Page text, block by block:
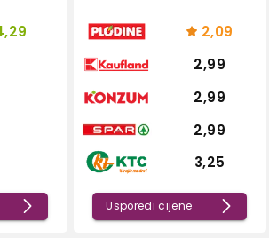
2,09
2,99
2,99
2,99
3,25
Usporedi cijene